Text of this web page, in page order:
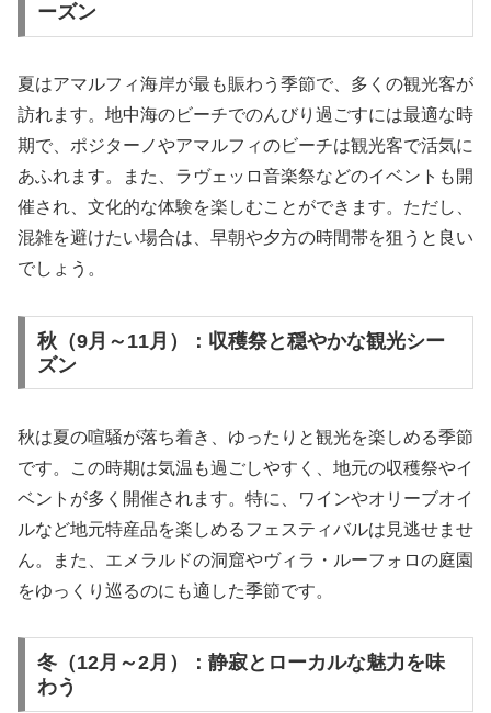
ーズン
夏はアマルフィ海岸が最も賑わう季節で、多くの観光客が
訪れます。地中海のビーチでのんびり過ごすには最適な時
期で、ポジターノやアマルフィのビーチは観光客で活気に
あふれます。また、ラヴェッロ音楽祭などのイベントも開
催され、文化的な体験を楽しむことができます。ただし、
混雑を避けたい場合は、早朝や夕方の時間帯を狙うと良い
でしょう。
秋（9月～11月）：収穫祭と穏やかな観光シー
ズン
秋は夏の喧騒が落ち着き、ゆったりと観光を楽しめる季節
です。この時期は気温も過ごしやすく、地元の収穫祭やイ
ベントが多く開催されます。特に、ワインやオリーブオイ
ルなど地元特産品を楽しめるフェスティバルは見逃せませ
ん。また、エメラルドの洞窟やヴィラ・ルーフォロの庭園
をゆっくり巡るのにも適した季節です。
冬（12月～2月）：静寂とローカルな魅力を味
わう